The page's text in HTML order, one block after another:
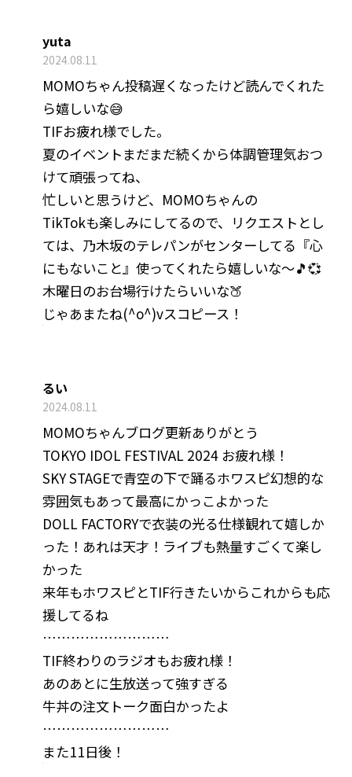
yuta
2024.08.11
MOMOちゃん投稿遅くなったけど読んでくれた
ら嬉しいな😅
TIFお疲れ様でした。
夏のイベントまだまだ続くから体調管理気おつ
けて頑張ってね、
忙しいと思うけど、MOMOちゃんの
TikTokも楽しみにしてるので、リクエストとし
ては、乃木坂のテレパンがセンターしてる『心
にもないこと』使ってくれたら嬉しいな～🎵💞
木曜日のお台場行けたらいいな🍑
じゃあまたね(^o^)vスコピース！
るい
2024.08.11
MOMOちゃんブログ更新ありがとう
TOKYO IDOL FESTIVAL 2024 お疲れ様！
SKY STAGEで青空の下で踊るホワスピ幻想的な
雰囲気もあって最高にかっこよかった
DOLL FACTORYで衣装の光る仕様観れて嬉しか
った！あれは天才！ライブも熱量すごくて楽し
かった
来年もホワスピとTIF行きたいからこれからも応
援してるね
………………………
TIF終わりのラジオもお疲れ様！
あのあとに生放送って強すぎる
牛丼の注文トーク面白かったよ
………………………
また11日後！